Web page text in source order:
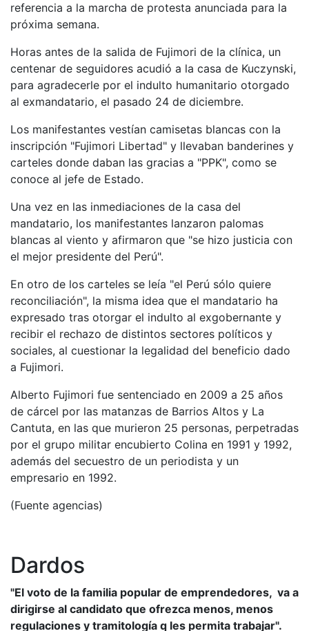
referencia a la marcha de protesta anunciada para la
próxima semana.
Horas antes de la salida de Fujimori de la clínica, un
centenar de seguidores acudió a la casa de Kuczynski,
para agradecerle por el indulto humanitario otorgado
al exmandatario, el pasado 24 de diciembre.
Los manifestantes vestían camisetas blancas con la
inscripción "Fujimori Libertad" y llevaban banderines y
carteles donde daban las gracias a "PPK", como se
conoce al jefe de Estado.
Una vez en las inmediaciones de la casa del
mandatario, los manifestantes lanzaron palomas
blancas al viento y afirmaron que "se hizo justicia con
el mejor presidente del Perú".
En otro de los carteles se leía "el Perú sólo quiere
reconciliación", la misma idea que el mandatario ha
expresado tras otorgar el indulto al exgobernante y
recibir el rechazo de distintos sectores políticos y
sociales, al cuestionar la legalidad del beneficio dado
a Fujimori.
Alberto Fujimori fue sentenciado en 2009 a 25 años
de cárcel por las matanzas de Barrios Altos y La
Cantuta, en las que murieron 25 personas, perpetradas
por el grupo militar encubierto Colina en 1991 y 1992,
además del secuestro de un periodista y un
empresario en 1992.
(Fuente agencias)
Dardos
"El voto de la familia popular de emprendedores, va a
dirigirse al candidato que ofrezca menos, menos
regulaciones y tramitología q les permita trabajar".